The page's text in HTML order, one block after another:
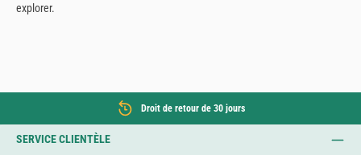
explorer.
Droit de retour de 30 jours
SERVICE CLIENTÈLE